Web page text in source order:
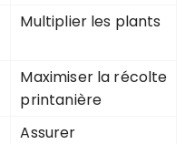
Multiplier les plants
Maximiser la récolte
printanière
Assurer